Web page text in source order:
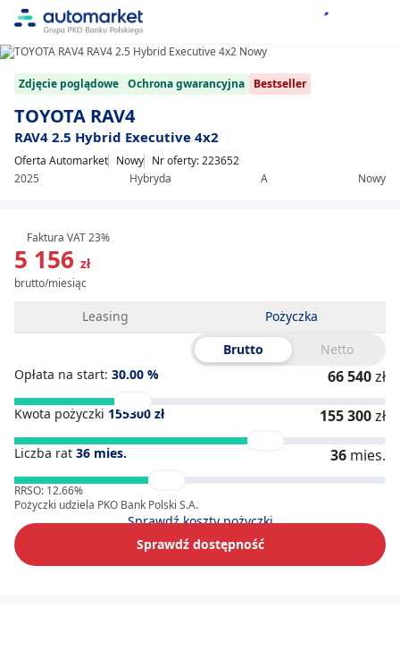
1/12
Zdjęcie poglądowe Ochrona gwarancyjna Bestseller
TOYOTA RAV4
RAV4 2.5 Hybrid Executive 4x2
Oferta Automarket Nowy
2025
Hybryda A Nowy
Nr oferty: 223652
5 156 zł
brutto/miesiąc
Faktura VAT 23%
Leasing
Pożyczka
Brutto
Netto
Opłata na start: 30.00 % 66 540zł
Kwota pożyczki 155300 zł 155 300zł
Liczba rat 36 mies. 36 mies.
RRSO: 12.66%
Pożyczki udziela PKO Bank Polski S.A.
Sprawdź koszty pożyczki
Sprawdź dostępność